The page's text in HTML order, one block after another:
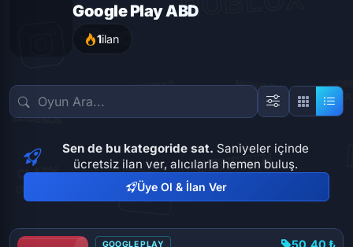
Google Play ABD
1ilan
Sen de bu kategoride sat. Saniyeler içinde
ücretsiz ilan ver, alıcılarla hemen buluş.
Üye Ol & İlan Ver
GOOGLE PLAY 50,40 ₺